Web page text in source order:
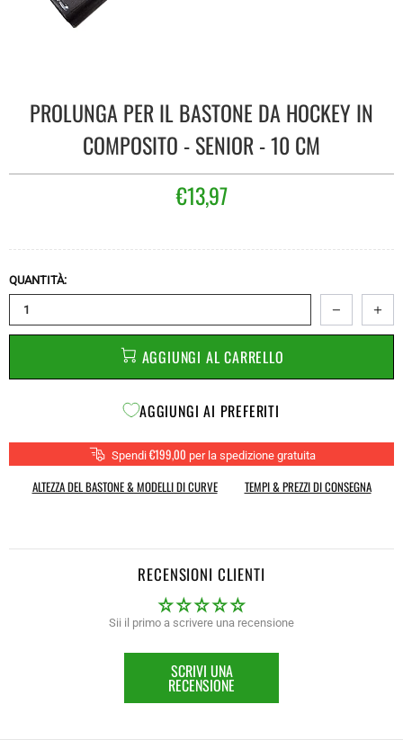
PROLUNGA PER IL BASTONE DA HOCKEY IN
COMPOSITO - SENIOR - 10 CM
€13,97
QUANTITÀ:
AGGIUNGI AL CARRELLO
AGGIUNGI AI PREFERITI
Spendi €199,00 per la spedizione gratuita
ALTEZZA DEL BASTONE & MODELLI DI CURVE TEMPI & PREZZI DI CONSEGNA
RECENSIONI CLIENTI
Sii il primo a scrivere una recensione
SCRIVI UNA
RECENSIONE